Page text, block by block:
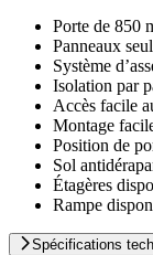
Porte de 850
Panneaux
Système
Isolation par
Accès facile
Montage
Position de
Sol
Étagères
Rampe
Spécifications